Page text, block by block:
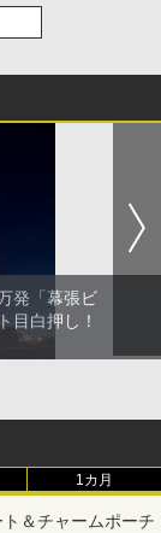
ト ブラックコ
ッシュ 3-4人用
山善] 傘みたいに
ント キューブワ
フルクローズ メ
プアップテント P
自治体・教育機
プ・アウトドア・
緑色/赤色/青紫色
照射 長時間使用
性 金属製耐久 コ
び便利 アウトド
用 緑
発「幕張ビ
目白押し！
1カ月
＆チャームポーチ